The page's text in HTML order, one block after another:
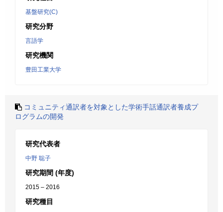
基盤研究(C)
研究分野
言語学
研究機関
豊田工業大学
コミュニティ通訳者を対象とした学術手話通訳者養成プ
ログラムの開発
研究代表者
中野 聡子
研究期間 (年度)
2015 – 2016
研究種目